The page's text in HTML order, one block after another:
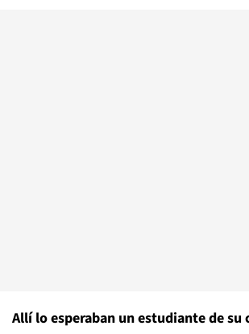
Allí lo esperaban un estudiante de su